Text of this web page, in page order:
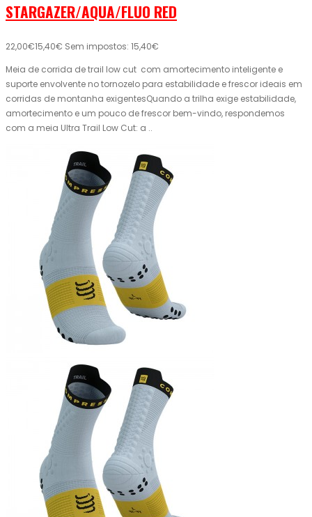
STARGAZER/AQUA/FLUO RED
22,00€15,40€ Sem impostos: 15,40€
Meia de corrida de trail low cut com amortecimento inteligente e
suporte envolvente no tornozelo para estabilidade e frescor ideais em
corridas de montanha exigentesQuando a trilha exige estabilidade,
amortecimento e um pouco de frescor bem-vindo, respondemos
com a meia Ultra Trail Low Cut: a ..